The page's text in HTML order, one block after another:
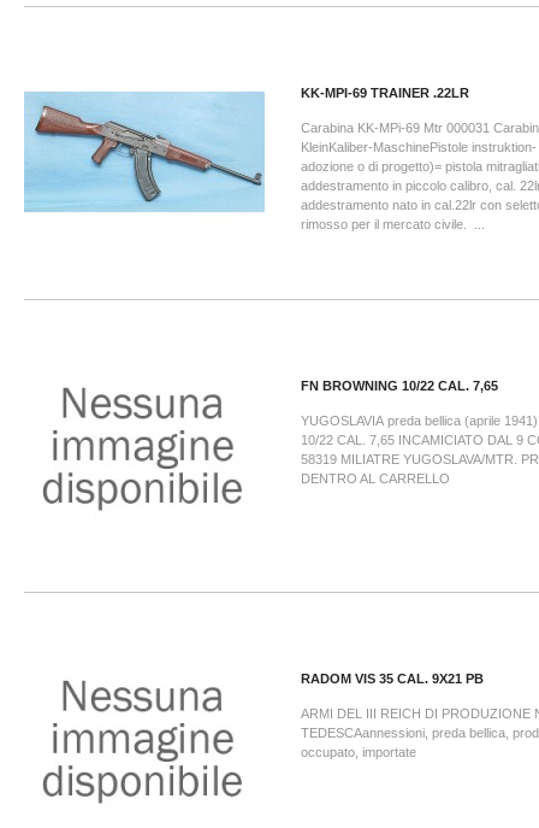
KK-MPI-69 TRAINER .22LR
Carabina KK-MPi-69 Mtr 000031
KleinKaliber-MaschinePistole
adozione o di progetto)= pistola
addestramento in piccolo calibro, cal.
addestramento nato in cal.22lr con
rimosso per il mercato civile. ...
FN BROWNING 10/22 CAL. 7,65
YUGOSLAVIA preda bellica (aprile
10/22 CAL. 7,65 INCAMICIATO DAL 9
58319 MILIATRE YUGOSLAVA/MTR.
DENTRO AL CARRELLO
RADOM VIS 35 CAL. 9X21 PB
ARMI DEL III REICH DI PRODUZIONE
TEDESCAannessioni, preda bellica,
occupato, importate